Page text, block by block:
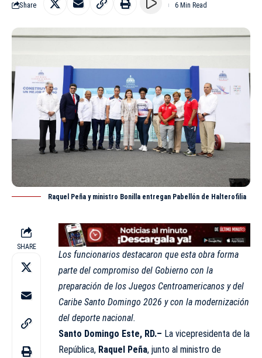
Share 6 Min Read
Raquel Peña y ministro Bonilla entregan Pabellón de Halterofilia
SHARE
Los funcionarios destacaron que esta obra forma
parte del compromiso del Gobierno con la
preparación de los Juegos Centroamericanos y del
Caribe Santo Domingo 2026 y con la modernización
del deporte nacional.
Santo Domingo Este, RD.– La vicepresidenta de la
República, Raquel Peña, junto al ministro de